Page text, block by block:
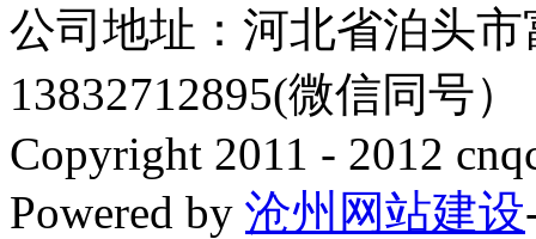
公司地址：河北省泊头
13832712895(微信同号
Copyright 2011 - 2012
Powered by 沧州网站建设